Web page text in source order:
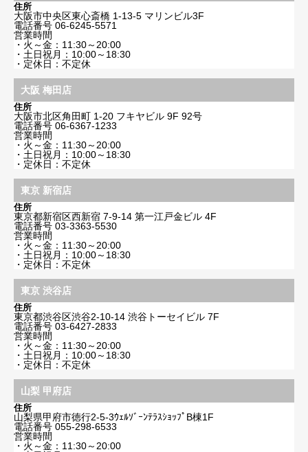
住所
大阪市中央区東心斎橋 1-13-5 マリンビル3F
電話番号 06-6245-5571
営業時間
・火～金：11:30～20:00
・土日祝月：10:00～18:30
・定休日：不定休
大阪 梅田店
住所
大阪市北区角田町 1-20 フキヤビル 9F 92号
電話番号 06-6367-1233
営業時間
・火～金：11:30～20:00
・土日祝月：10:00～18:30
・定休日：不定休
東京 新宿店
住所
東京都新宿区西新宿 7-9-14 第一江戸金ビル 4F
電話番号 03-3363-5530
営業時間
・火～金：11:30～20:00
・土日祝月：10:00～18:30
・定休日：不定休
東京 渋谷店
住所
東京都渋谷区渋谷2-10-14 渋谷トーセイビル 7F
電話番号 03-6427-2833
営業時間
・火～金：11:30～20:00
・土日祝月：10:00～18:30
・定休日：不定休
山梨 甲府店
住所
山梨県甲府市徳行2-5-3ｳｪﾙｿﾞｰﾝﾃﾗｽｼｮｯﾌﾟB棟1F
電話番号 055-298-6533
営業時間
・火～金：11:30～20:00